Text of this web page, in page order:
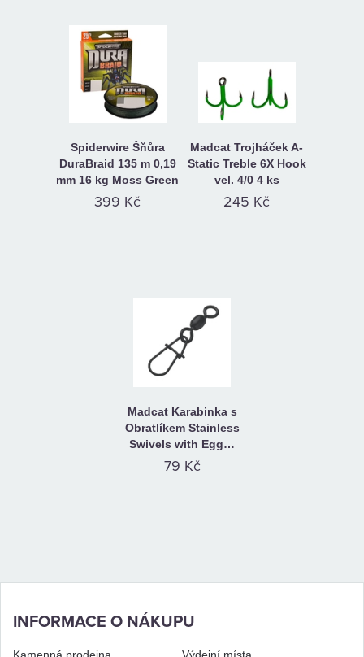
Spiderwire Šňůra
DuraBraid 135 m 0,19
mm 16 kg Moss Green
399 Kč
Madcat Trojháček A-
Static Treble 6X Hook
vel. 4/0 4 ks
245 Kč
Madcat Karabinka s
Obratlíkem Stainless
Swivels with Egg…
79 Kč
INFORMACE O NÁKUPU